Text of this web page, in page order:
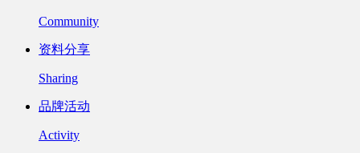
Community
资料分享
Sharing
品牌活动
Activity